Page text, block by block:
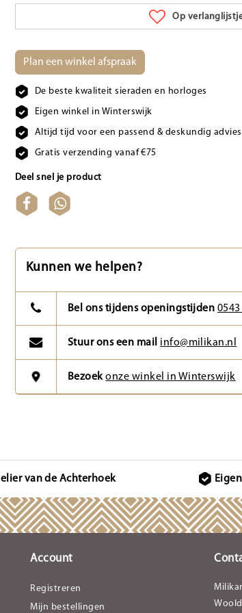
Op
Plan een winkel afspraak
De beste kwaliteit sieraden en horloges
Eigen winkel in Winterswijk
Altijd tijd voor een passend & deskundig advies
Gratis verzending vanaf €75
Deel snel je product
Kunnen we helpen?
Bel ons tijdens openingstijden
Stuur ons een mail info@milikan.nl
Bezoekonze winkel in Winterswijk
van de Achterhoek
Account
Registreren
Mijn bestellingen